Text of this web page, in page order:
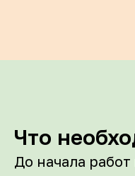
Что
До начала